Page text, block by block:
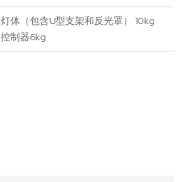
灯体（包含U型支架和反光罩） 10kg
控制器6kg